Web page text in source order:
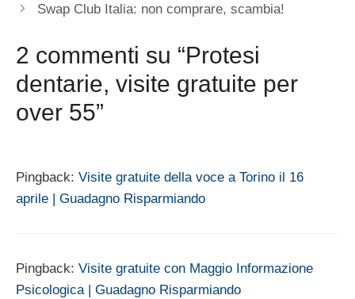
Swap Club Italia: non comprare, scambia!
2 commenti su “Protesi
dentarie, visite gratuite per
over 55”
Pingback: Visite gratuite della voce a Torino il 16
aprile | Guadagno Risparmiando
Pingback: Visite gratuite con Maggio Informazione
Psicologica | Guadagno Risparmiando